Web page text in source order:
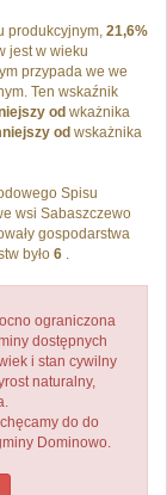
produkcyjnym, 21,6%
jest w wieku
przypada we we
Ten wskaźnik
od wkażnika
od wskażnika
Spisu
wsi Sabaszczewo
gospodarstwa
było 6 .
ograniczona
dostępnych
i stan cywilny
naturalny,
do do
Dominowo.